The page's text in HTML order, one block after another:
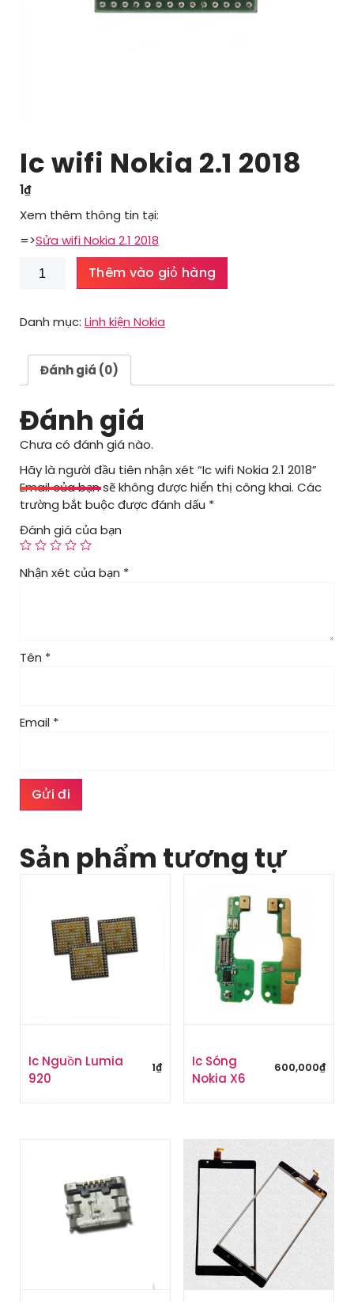
Ic wifi Nokia 2.1 2018
1₫
Xem thêm thông tin tại:
=>Sửa wifi Nokia 2.1 2018
2.1
số
lượng
Thêm vào giỏ hàng
Danh mục: Linh kiện Nokia
Đánh giá (0)
Đánh giá
Chưa có đánh giá nào.
Hãy là người đầu tiên nhận xét “Ic wifi Nokia 2.1 2018”
Email của bạn sẽ không được hiển thị công khai. Các
trường bắt buộc được đánh dấu *
Đánh giá của bạn
Nhận xét của bạn *
Tên *
Email *
Sản phẩm tương tự
Ic Nguồn Lumia
920
1₫
Ic Sóng
Nokia X6
600,000₫